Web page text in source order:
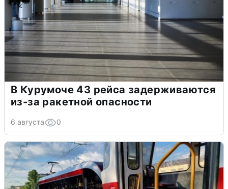
В Курумоче 43 рейса задерживаются
из-за ракетной опасности
6 августа 0